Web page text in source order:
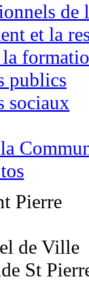
de
et la
publics
sociaux
Pierre
de Ville
St